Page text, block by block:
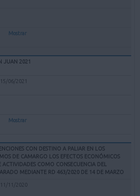
Mostrar
JUAN 2021
15/06/2021
Mostrar
CON DESTINO A PALIAR EN LOS
DE CAMARGO LOS EFECTOS ECONÓMICOS
ACTIVIDADES COMO CONSECUENCIA DEL
MEDIANTE RD 463/2020 DE 14 DE MARZO
11/11/2020